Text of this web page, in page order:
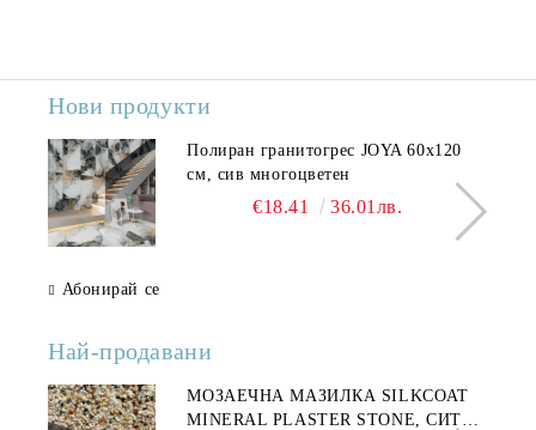
Нови продукти
Полиран гранитогрес JOYA 60x120
см, сив многоцветен
€18.41 36.01лв.
Абонирай се
Най-продавани
МОЗАЕЧНА МАЗИЛКА SILKCOAT
MINERAL PLASTER STONE, СИТЕН